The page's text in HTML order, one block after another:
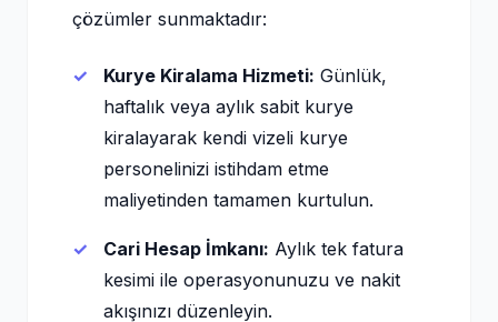
çözümler sunmaktadır:
Kurye Kiralama Hizmeti: Günlük,
haftalık veya aylık sabit kurye
kiralayarak kendi vizeli kurye
personelinizi istihdam etme
maliyetinden tamamen kurtulun.
Cari Hesap İmkanı: Aylık tek fatura
kesimi ile operasyonunuzu ve nakit
akışınızı düzenleyin.